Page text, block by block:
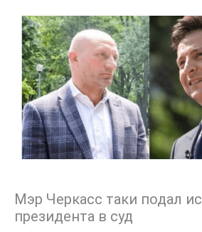
Мэр Черкасс таки подал
президента в суд